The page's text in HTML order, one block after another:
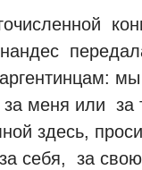
за меня или за
здесь,
себя,
за